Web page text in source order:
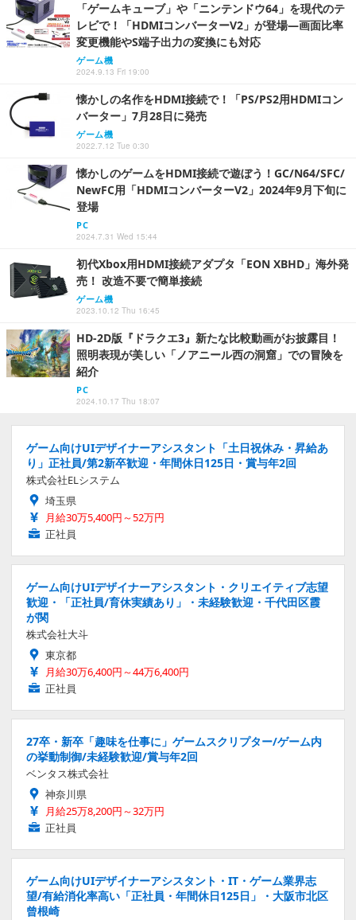
「ゲームキューブ」や「ニンテンドウ64」を現代のテ
レビで！「HDMIコンバーターV2」が登場―画面比率
変更機能やS端子出力の変換にも対応
ゲーム機
2024.9.13 Fri 19:00
懐かしの名作をHDMI接続で！「PS/PS2用HDMIコン
バーター」7月28日に発売
ゲーム機
2022.7.12 Tue 0:30
懐かしのゲームをHDMI接続で遊ぼう！GC/N64/SFC/
NewFC用「HDMIコンバーターV2」2024年9月下旬に
登場
PC
2024.7.31 Wed 15:44
初代Xbox用HDMI接続アダプタ「EON XBHD」海外発
売！ 改造不要で簡単接続
ゲーム機
2023.10.12 Thu 16:45
HD-2D版『ドラクエ3』新たな比較動画がお披露目！
照明表現が美しい「ノアニール西の洞窟」での冒険を
紹介
PC
2024.10.17 Thu 18:07
ゲーム向けUIデザイナーアシスタント「土日祝休み・昇給あ
り」正社員/第2新卒歓迎・年間休日125日・賞与年2回
株式会社ELシステム
埼玉県
月給30万5,400円～52万円
正社員
ゲーム向けUIデザイナーアシスタント・クリエイティブ志望
歓迎・「正社員/育休実績あり」・未経験歓迎・千代田区霞
が関
株式会社大斗
東京都
月給30万6,400円～44万6,400円
正社員
27卒・新卒「趣味を仕事に」ゲームスクリプター/ゲーム内
の挙動制御/未経験歓迎/賞与年2回
ベンタス株式会社
神奈川県
月給25万8,200円～32万円
正社員
ゲーム向けUIデザイナーアシスタント・IT・ゲーム業界志
望/有給消化率高い「正社員・年間休日125日」・大阪市北区
曾根崎